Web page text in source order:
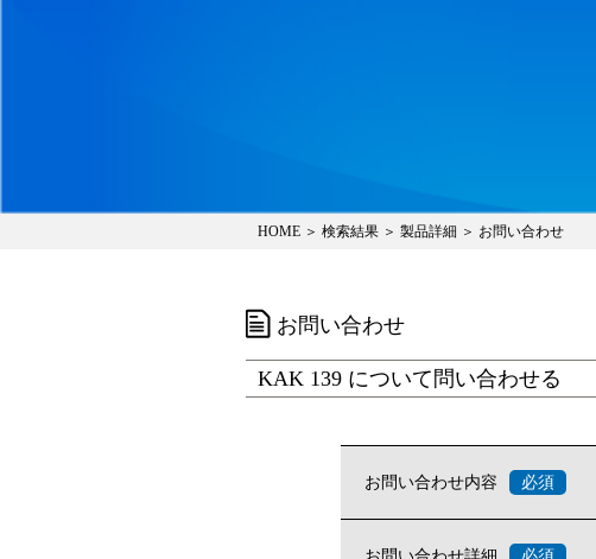
HOME ＞ 検索結果 ＞ 製品詳細 ＞ お問い合わせ
お問い合わせ
KAK 139 について問い合わせる
お問い合わせ内容